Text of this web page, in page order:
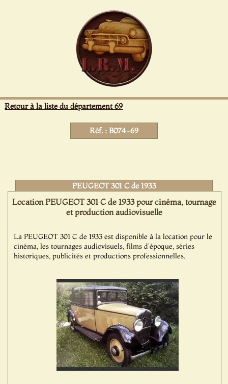
Retour à la liste du département 69
Réf. : B074-69
PEUGEOT 301 C de 1933
Location PEUGEOT 301 C de 1933 pour cinéma, tournage
et production audiovisuelle
La PEUGEOT 301 C de 1933 est disponible à la location pour le
cinéma, les tournages audiovisuels, films d'époque, séries
historiques, publicités et productions professionnelles.